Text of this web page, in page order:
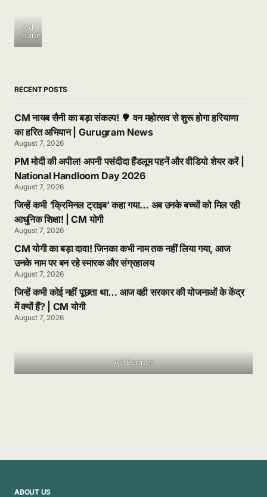
Ad
Banner
RECENT POSTS
CM नायब सैनी का बड़ा संकल्प! 🌳 वन महोत्सव से शुरू होगा हरियाणा
का हरित अभियान | Gurugram News
August 7, 2026
PM मोदी की अपील! अपनी पसंदीदा हैंडलूम पहनें और वीडियो शेयर करें |
National Handloom Day 2026
August 7, 2026
जिन्हें कभी ‘क्रिमिनल ट्राइब’ कहा गया… अब उनके बच्चों को मिल रही
आधुनिक शिक्षा! | CM योगी
August 7, 2026
CM योगी का बड़ा दावा! जिनका कभी नाम तक नहीं लिया गया, आज
उनके नाम पर बन रहे स्मारक और संग्रहालय
August 7, 2026
जिन्हें कभी कोई नहीं पूछता था… आज वही सरकार की योजनाओं के केंद्र
में क्यों हैं? | CM योगी
August 7, 2026
Ad Banner
ABOUT US